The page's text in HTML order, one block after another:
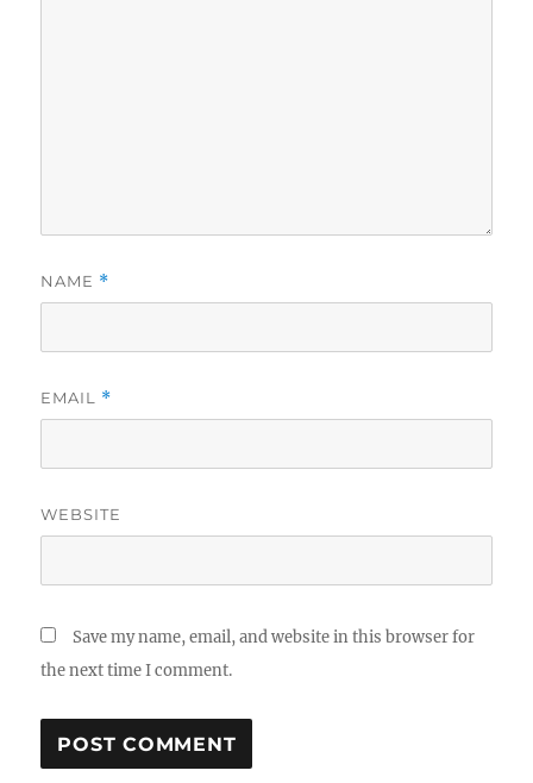
NAME *
EMAIL *
WEBSITE
Save my name, email, and website in this browser for
the next time I comment.